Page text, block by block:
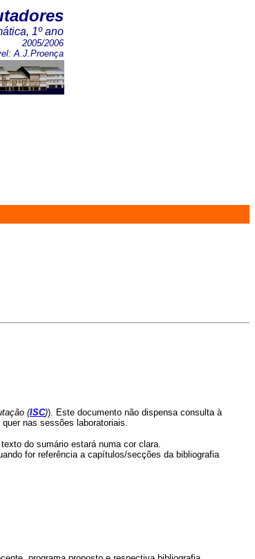
1º ano
2005/2006
A.J.Proença
(ISC)). Este documento não dispensa consulta à
nas sessões laboratoriais.
do sumário estará numa cor clara.
for referência a capítulos/secções da bibliografia